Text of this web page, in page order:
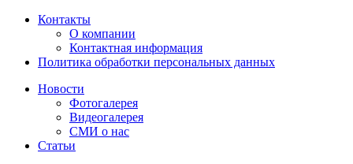
Контакты
О компании
Контактная информация
Политика обработки персональных данных
Новости
Фотогалерея
Видеогалерея
СМИ о нас
Статьи